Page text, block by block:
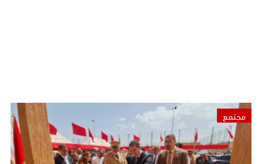
مجتمع